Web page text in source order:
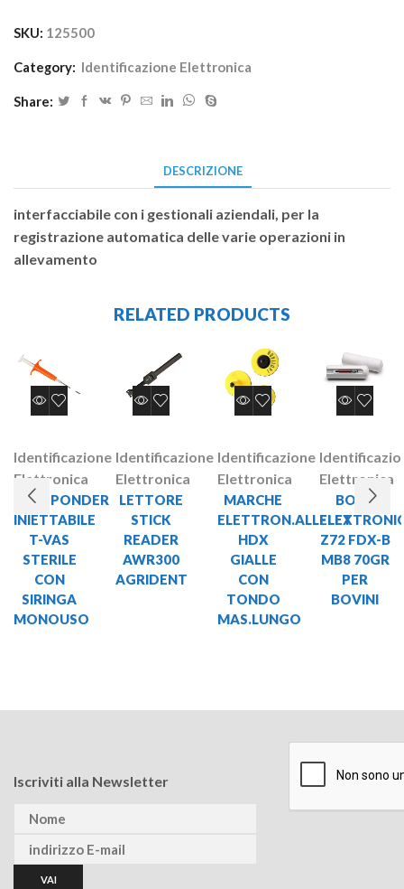
SKU: 125500
Category: Identificazione Elettronica
Share:
DESCRIZIONE
interfacciabile con i gestionali aziendali, per la
registrazione automatica delle varie operazioni in
allevamento
RELATED PRODUCTS
Identificazione
Elettronica
TRASPONDER
INIETTABILE
T-VAS
STERILE
CON
SIRINGA
MONOUSO
Identificazione
Elettronica
LETTORE
STICK
READER
AWR300
AGRIDENT
Identificazione
Elettronica
MARCHE
ELETTRON.ALLFLEX
HDX
GIALLE
CON
TONDO
MAS.LUNGO
Elettronica
BOLO
Z72 FDX-B
MB8 70GR
PER
BOVINI
Iscriviti alla Newsletter